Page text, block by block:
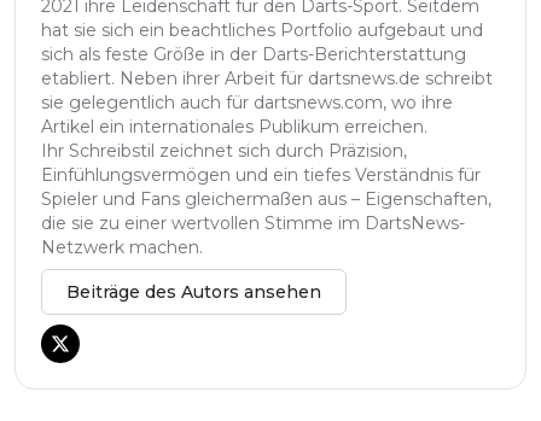
2021 ihre Leidenschaft für den Darts-Sport. Seitdem
hat sie sich ein beachtliches Portfolio aufgebaut und
sich als feste Größe in der Darts-Berichterstattung
etabliert. Neben ihrer Arbeit für dartsnews.de schreibt
sie gelegentlich auch für dartsnews.com, wo ihre
Artikel ein internationales Publikum erreichen.
Ihr Schreibstil zeichnet sich durch Präzision,
Einfühlungsvermögen und ein tiefes Verständnis für
Spieler und Fans gleichermaßen aus – Eigenschaften,
die sie zu einer wertvollen Stimme im DartsNews-
Netzwerk machen.
Beiträge des Autors ansehen